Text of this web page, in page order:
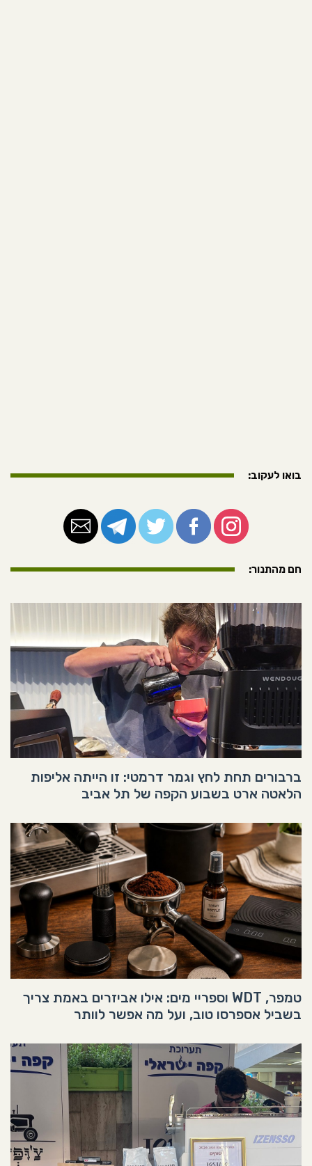
בואו לעקוב:
חם מהתנור:
ברבורים תחת לחץ וגמר דרמטי: זו הייתה אליפות
הלאטה ארט בשבוע הקפה של תל אביב
טמפר, WDT וספריי מים: אילו אביזרים באמת צריך
בשביל אספרסו טוב, ועל מה אפשר לוותר